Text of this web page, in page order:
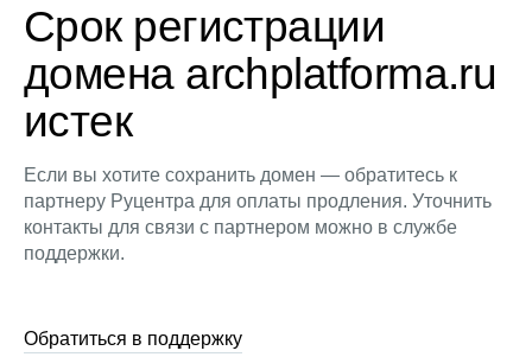
Срок регистрации
домена archplatforma.ru
истек
Если вы хотите сохранить домен — обратитесь к
партнеру Руцентра для оплаты продления. Уточнить
контакты для связи с партнером можно в службе
поддержки.
Обратиться в поддержку